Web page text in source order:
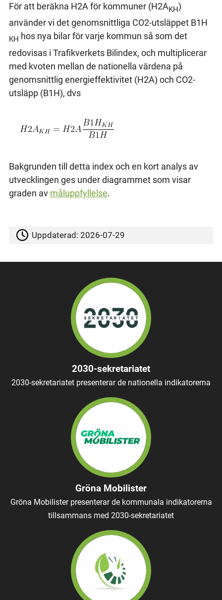
För att beräkna H2A för kommuner (H2AKH)
använder vi det genomsnittliga CO2-utsläppet B1H
KH hos nya bilar för varje kommun så som det
redovisas i Trafikverkets Bilindex, och multiplicerar
med kvoten mellan de nationella värdena på
genomsnittlig energieffektivitet (H2A) och CO2-
utsläpp (B1H), dvs
Bakgrunden till detta index och en kort analys av
utvecklingen ges under diagrammet som visar
graden av måluppfyllelse.
Uppdaterad:2026-07-29
2030-sekretariatet
2030-sekretariatet presenterar de nationella indikatorerna
Gröna Mobilister
Gröna Mobilister presenterar de kommunala indikatorerna
tillsammans med 2030-sekretariatet